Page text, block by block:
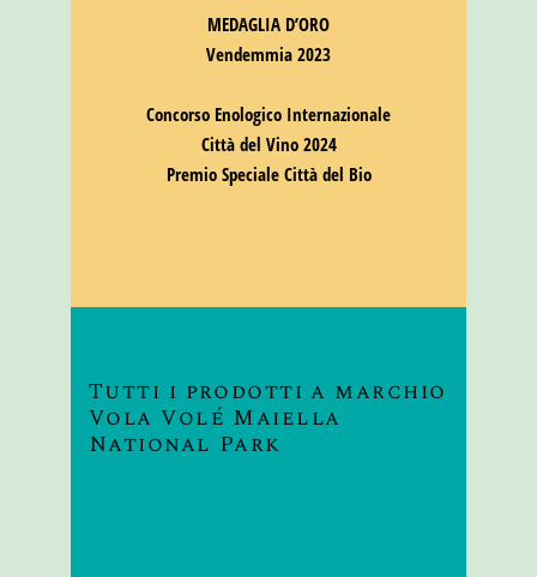
MEDAGLIA D’ORO
Vendemmia 2023
Concorso Enologico Internazionale
Città del Vino 2024
Premio Speciale Città del Bio
Tutti i prodotti a marchio
Vola Volé Maiella
National Park